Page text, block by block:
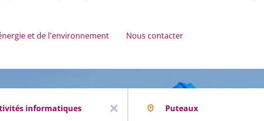
et de l'environnement Nous contacter
x